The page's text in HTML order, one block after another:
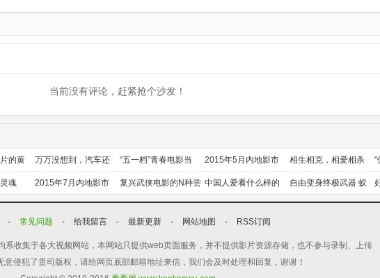
当前没有评论，赶紧抢个沙发！
的黄 万万没想到，汽车还
能干这个？
“五一档”青春电影当
道
2015年5月内地影市
前瞻
相生相克，相爱相杀 "
魂 2015年7月内地影市
前瞻
复兴武侠电影的N种尝
试
中国人爱看什么样的
喜剧？
自由变身终极武器 蚁
人能力使用者大盘点
- 常见问题 - 给我留言 - 最新更新 - 网站地图 - RSS订阅
系收集于各大视频网站，本网站只提供web页面服务，并不提供影片资源存储，也不参与录制、上传
意侵犯了贵司版权，请给网页底部邮箱地址来信，我们会及时处理和回复，谢谢！